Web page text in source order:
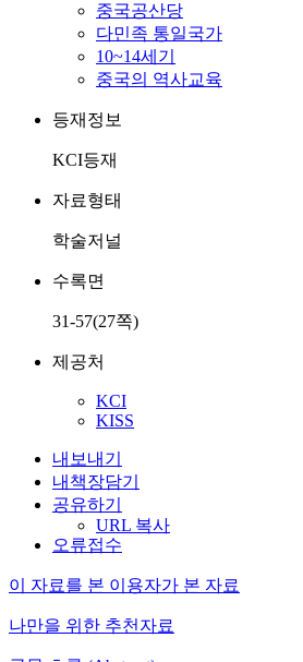
중국공산당
다민족 통일국가
10~14세기
중국의 역사교육
등재정보
KCI등재
자료형태
학술저널
수록면
31-57(27쪽)
제공처
KCI
KISS
내보내기
내책장담기
공유하기
URL 복사
오류접수
이 자료를 본 이용자가 본 자료
나만을 위한 추천자료